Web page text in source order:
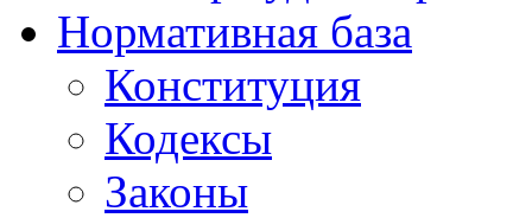
Нормативная база
Конституция
Кодексы
Законы